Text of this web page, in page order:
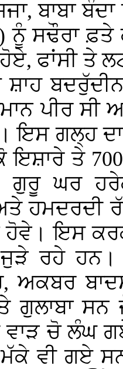
ਬਾਬਾ
ਨੂੰ ਸਢੌਰਾ
ਫਾਂਸੀ ਤੇ
ਪੀਰ ਸੀ
ਇਸ ਗਲ੍ਹ
ਤੇ 700
ਘਰ
ਹਮਦਰਦੀ
ਹੋਵੇ। ਇਸ
ਰਹੇ ਹਨ।
ਅਕਬਰ
ਗੁਲਾਬਾ
ਚੋ ਲੰਘ
ਵੀ ਗਏ